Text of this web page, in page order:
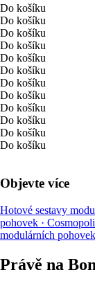
Do košíku
Do košíku
Do košíku
Do košíku
Do košíku
Do košíku
Do košíku
Do košíku
Do košíku
Do košíku
Do košíku
Do košíku
Objevte více
Hotové sestavy
pohovek ·
modulárních
Právě na